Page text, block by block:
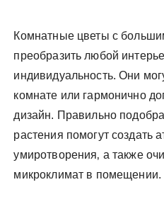
Комнатные цветы с
преобразить любой
индивидуальность. Они
комнате или гармонично
дизайн. Правильно
растения помогут создать
умиротворения‚ а также
микроклимат в помещении.